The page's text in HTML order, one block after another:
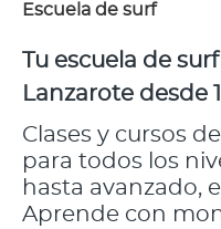
Escuela de surf
Tu escuela de
Lanzarote desde
Clases y cursos
para todos los
hasta avanzado,
Aprende con